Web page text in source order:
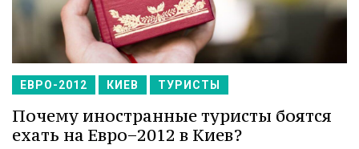
ЕВРО-2012 КИЕВ ТУРИСТЫ
Почему иностранные туристы боятся
ехать на Евро−2012 в Киев?